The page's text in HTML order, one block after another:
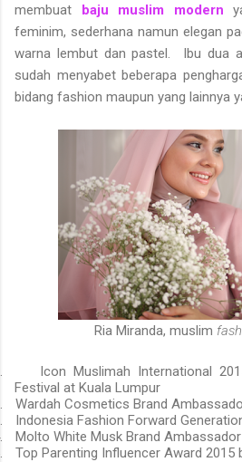
membuat baju muslim modern
feminim, sederhana namun elegan
warna lembut dan pastel.
Ibu dua
sudah menyabet beberapa
bidang fashion maupun yang lainnya
Ria Miranda, muslim
Icon Muslimah International
Festival at Kuala Lumpur
Wardah Cosmetics Brand
Indonesia Fashion Forward
Molto White Musk Brand Ambassador
Top Parenting Influencer Award 2015